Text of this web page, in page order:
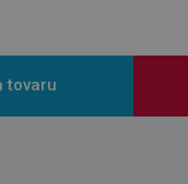
tovaru